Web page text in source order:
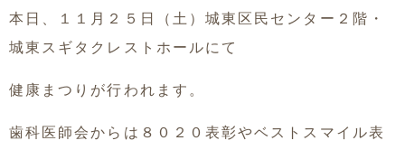
本日、１１月２５日（土）城東区民センター２階・
城東スギタクレストホールにて
健康まつりが行われます。
歯科医師会からは８０２０表彰やベストスマイル表